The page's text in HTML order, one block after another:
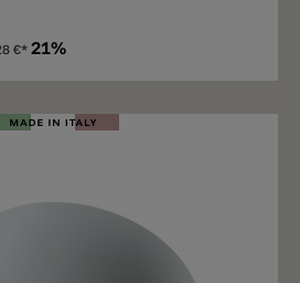
€* 21%